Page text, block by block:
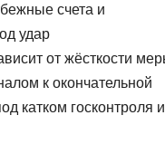
счета и
удар
от жёсткости
к окончательной
катком госконтроля и